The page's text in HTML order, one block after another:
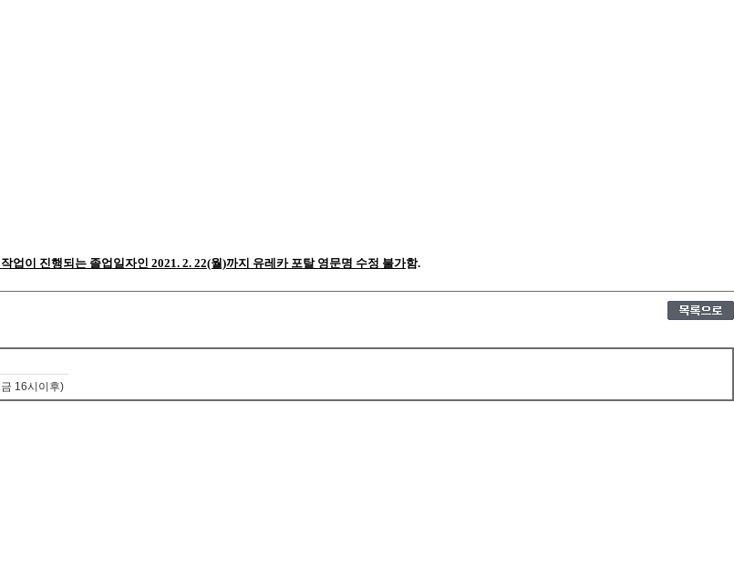
업이 진행되는 졸업일자인 2021. 2. 22(월)까지 유레카 포탈 영문명 수정 불가함.
16시이후)